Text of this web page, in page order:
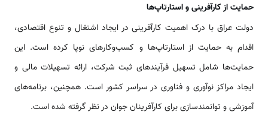
حمایت از کارآفرینی و استارتاپ‌ها
دولت عراق با درک اهمیت کارآفرینی در ایجاد اشتغال و تنوع اقتصادی،
اقدام به حمایت از استارتاپ‌ها و کسب‌وکارهای نوپا کرده است. این
حمایت‌ها شامل تسهیل فرآیندهای ثبت شرکت، ارائه تسهیلات مالی و
ایجاد مراکز نوآوری و فناوری در سراسر کشور است. همچنین، برنامه‌های
آموزشی و توانمندسازی برای کارآفرینان جوان در نظر گرفته شده است.